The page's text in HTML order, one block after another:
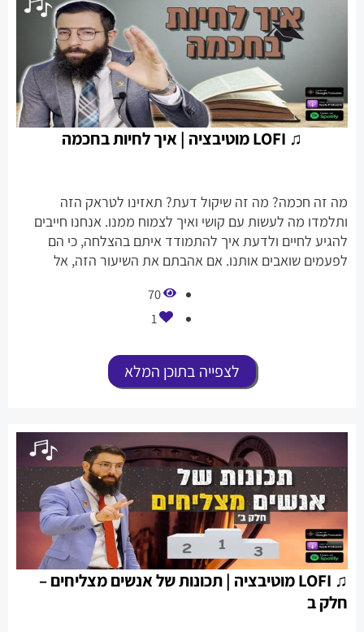
♫ LOFI מוטיבציה | איך לחיות בחכמה
מה זה חכמה? מה זה שיקול דעת? תאזינו לטראק הזה
ותלמדו מה לעשות עם קושי ואיך לצמוח ממנו. אנחנו חייבים
להגיע לחיים ולדעת איך להתמודד איתם בהצלחה, כי הם
לפעמים שואבים אותנו. אם אהבתם את השיעור הזה, אל
70
1
לצפייה בתוכן המלא
♫ LOFI מוטיבציה | תכונות של אנשים מצליחים –
חלק ב